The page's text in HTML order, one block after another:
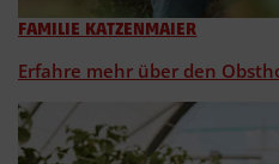
FAMILIE KATZENMAIER
Erfahre mehr über den